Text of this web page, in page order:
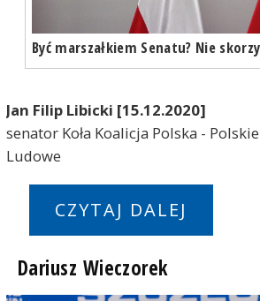
Być marszałkiem Senatu? Nie
Jan Filip Libicki [15.12.2020]
senator Koła Koalicja Polska -
Ludowe
CZYTAJ DALEJ
Dariusz Wieczorek